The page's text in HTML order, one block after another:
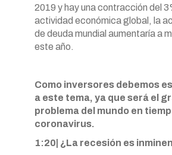
2019 y hay una contracción del
actividad económica global, la
de deuda mundial aumentaría a
este año.
Como inversores debemos
a este tema, ya que será el
problema del mundo en
coronavirus.
1:20| ¿La recesión es